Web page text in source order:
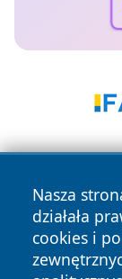
Nasza
działała
cookies i
Copyright ©